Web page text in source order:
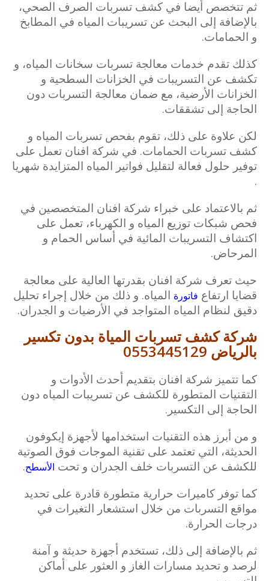
ثم تتخصص أيضا في كشف تسربات الصرف الصحي،
بالإضافة إلى البحث عن تسريبات المياه في المطابخ
و الحمامات.
كذلك تقدم خدمات معالجة تسربات سخانات المياه، و
تكشف عن التسريبات في الخزانات السطحية و
الخزانات الأرضية، مع ضمان معالجة التسربات دون
الحاجة إلى تشققات.
لكن علاوة على ذلك، تقوم بفحص تسربات المياه و
كشف تسربات الحمامات. في شركة افنان تعمل على
توفير حلول فعالة لتقليل فواتير المياه المتزايدة شهريا
.
ثم بالاعتماد على خبراء شركة افنان المتخصصين في
فحص شبكات توزيع المياه و الكهرباء، تعمل على
اكتشاف التسريبات المائية في أساس الحمام و
المرحاض.
حيث تعرف شركة افنان بقدرتها العالية على معالجة
قضايا ارتفاع فاتورة المياه. و ذلك من خلال إجراء تحليل
دقيق لنظام المياه المتواجد في الأرضيات و الجدران.
شركة كشف تسربات المياة بدون تكسير
بالرياض 0553445129
كما تتميز شركة افنان بتقديم أحدث الأدوات و
التقنيات المتطورة للكشف عن تسريبات المياه دون
الحاجة إلى التكسير.
و من أبرز هذه التقنيات استخدامها لأجهزة إيكوفون
الحديثة، التي تعتمد على تقنية الموجات فوق الصوتية
للكشف عن التسربات خلف الجدران و تحت الأسطح.
كما توفر كاميرات حرارية متطورة قادرة على تحديد
مواقع التسربات من خلال استشعار التغيرات في
درجات الحرارة.
ثم بالإضافة إلى ذلك، تستخدم أجهزة حديثة و آمنة
لرصد و تحديد مسارات الغاز و العثور على أماكن